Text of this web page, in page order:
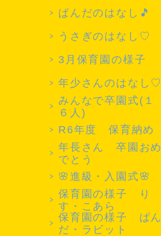
ぱんだのはなし🎵
うさぎのはなし♡
3月保育園の様子
年少さんのはなし♡
みんなで卒園式(１
６人)
R6年度 保育納め
年長さん 卒園おめ
でとう
🌸進級・入園式🌸
保育園の様子 り
す・こあら
保育園の様子 ぱん
だ・ラビット